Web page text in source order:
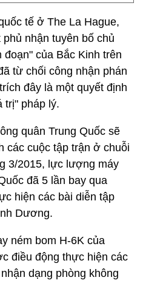
tế ở The La Hague,
nhận tuyên bố chủ
của Bắc Kinh trên
từ chối công nhận phán
đây là một quyết định
trị" pháp lý.
quân Trung Quốc sẽ
các cuộc tập trận ở chuỗi
3/2015, lực lượng máy
đã 5 lần bay qua
hiện các bài diễn tập
Dương.
ném bom H-6K của
điều động thực hiện các
dạng phòng không